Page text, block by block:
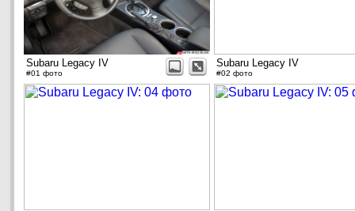
Subaru Legacy IV
#01 фото
Subaru Legacy IV
#02 фото